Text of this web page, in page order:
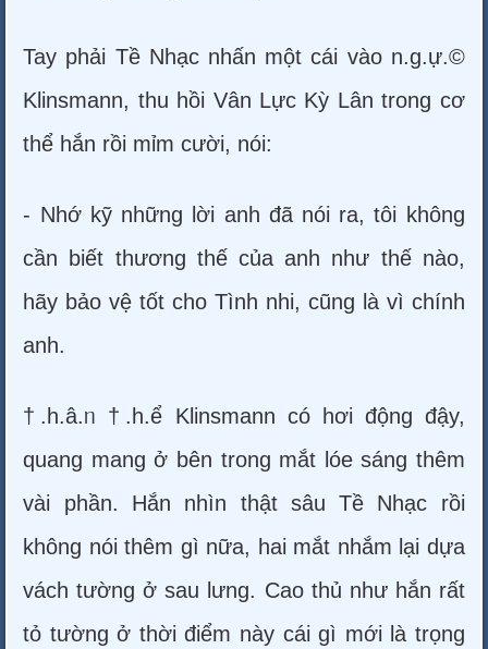
Tay phải Tề Nhạc nhấn một cái vào n.g.ự.©
Klinsmann, thu hồi Vân Lực Kỳ Lân trong cơ
thể hắn rồi mỉm cười, nói:
- Nhớ kỹ những lời anh đã nói ra, tôi không
cần biết thương thế của anh như thế nào,
hãy bảo vệ tốt cho Tình nhi, cũng là vì chính
anh.
†.h.â.ᥒ †.h.ể Klinsmann có hơi động đậy,
quang mang ở bên trong mắt lóe sáng thêm
vài phần. Hắn nhìn thật sâu Tề Nhạc rồi
không nói thêm gì nữa, hai mắt nhắm lại dựa
vách tường ở sau lưng. Cao thủ như hắn rất
tỏ tường ở thời điểm này cái gì mới là trọng